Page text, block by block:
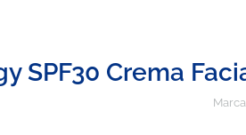
SPF30 Crema
Marca